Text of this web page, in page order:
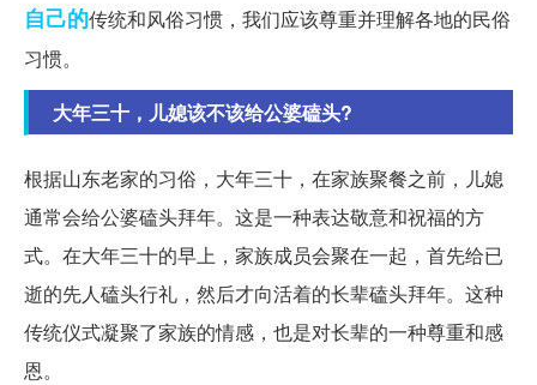
自己的传统和风俗习惯，我们应该尊重并理解各地的民俗
习惯。
大年三十，儿媳该不该给公婆磕头?
根据山东老家的习俗，大年三十，在家族聚餐之前，儿媳
通常会给公婆磕头拜年。这是一种表达敬意和祝福的方
式。在大年三十的早上，家族成员会聚在一起，首先给已
逝的先人磕头行礼，然后才向活着的长辈磕头拜年。这种
传统仪式凝聚了家族的情感，也是对长辈的一种尊重和感
恩。